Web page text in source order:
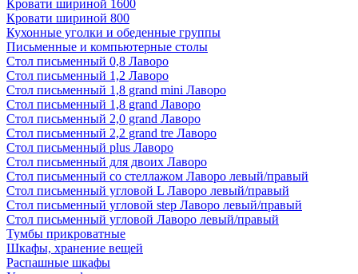
Кровати шириной 1600
Кровати шириной 800
Кухонные уголки и обеденные группы
Письменные и компьютерные столы
Стол письменный 0,8 Лаворо
Стол письменный 1,2 Лаворо
Стол письменный 1,8 grand mini Лаворо
Стол письменный 1,8 grand Лаворо
Стол письменный 2,0 grand Лаворо
Стол письменный 2,2 grand tre Лаворо
Стол письменный plus Лаворо
Стол письменный для двоих Лаворо
Стол письменный со стеллажом Лаворо левый/правый
Стол письменный угловой L Лаворо левый/правый
Стол письменный угловой step Лаворо левый/правый
Стол письменный угловой Лаворо левый/правый
Тумбы прикроватные
Шкафы, хранение вещей
Распашные шкафы